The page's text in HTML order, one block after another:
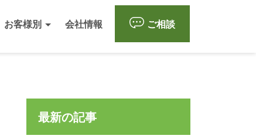
お客様別 会社情報 ご相談
最新の記事